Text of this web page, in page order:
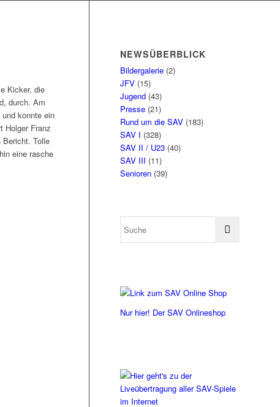
Kicker, die
durch. Am
konnte ein
Holger Franz
Tolle
eine rasche
NEWSÜBERBLICK
Bildergalerie(2)
JFV(15)
Jugend(43)
Presse(21)
Rund um die SAV(183)
SAV I (328)
SAV II / U23(40)
SAV III (11)
Senioren(39)
Nur hier! Der SAV Onlineshop